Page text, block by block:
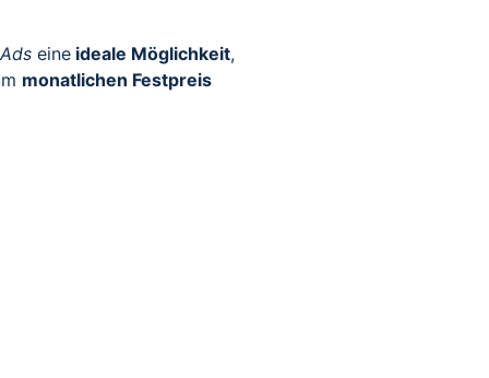
Ads eine ideale Möglichkeit,
monatlichen Festpreis